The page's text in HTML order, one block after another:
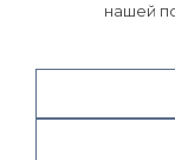
нашей